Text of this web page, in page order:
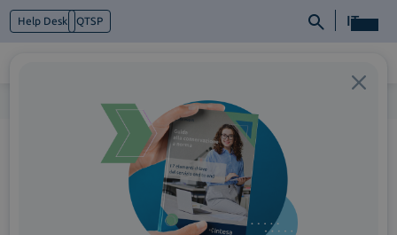
Help Desk QTSP IT
Cosa facciamo
PaperArera_ImmagineStatica